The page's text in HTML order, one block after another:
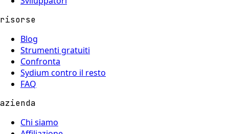
risorse
Blog
Strumenti gratuiti
Confronta
Sydium contro il resto
FAQ
azienda
Chi siamo